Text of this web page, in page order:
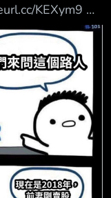
KEXym9 內
年7月份自結合併
年增51.5％，為
987.53億元，
元換算，較去年?
月增加，主要受
，標準品及? 展
成長，電子元件
持續密切 明天